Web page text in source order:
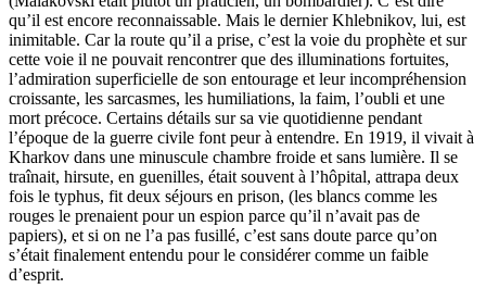
qu’il est encore reconnaissable. Mais le dernier Khlebnikov, lui, est
inimitable. Car la route qu’il a prise, c’est la voie du prophète et sur
cette voie il ne pouvait rencontrer que des illuminations fortuites,
l’admiration superficielle de son entourage et leur incompréhension
croissante, les sarcasmes, les humiliations, la faim, l’oubli et une
mort précoce. Certains détails sur sa vie quotidienne pendant
l’époque de la guerre civile font peur à entendre. En 1919, il vivait à
Kharkov dans une minuscule chambre froide et sans lumière. Il se
traînait, hirsute, en guenilles, était souvent à l’hôpital, attrapa deux
fois le typhus, fit deux séjours en prison, (les blancs comme les
rouges le prenaient pour un espion parce qu’il n’avait pas de
papiers), et si on ne l’a pas fusillé, c’est sans doute parce qu’on
s’était finalement entendu pour le considérer comme un faible
d’esprit.